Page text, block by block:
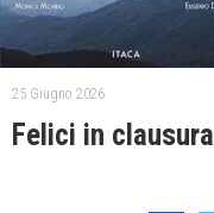
25 Giugno 2026
Felici in clausura